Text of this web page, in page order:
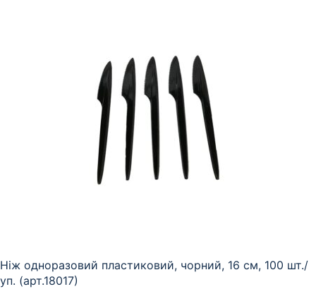
Ніж одноразовий пластиковий, чорний, 16 см, 100 шт./
уп. (арт.18017)